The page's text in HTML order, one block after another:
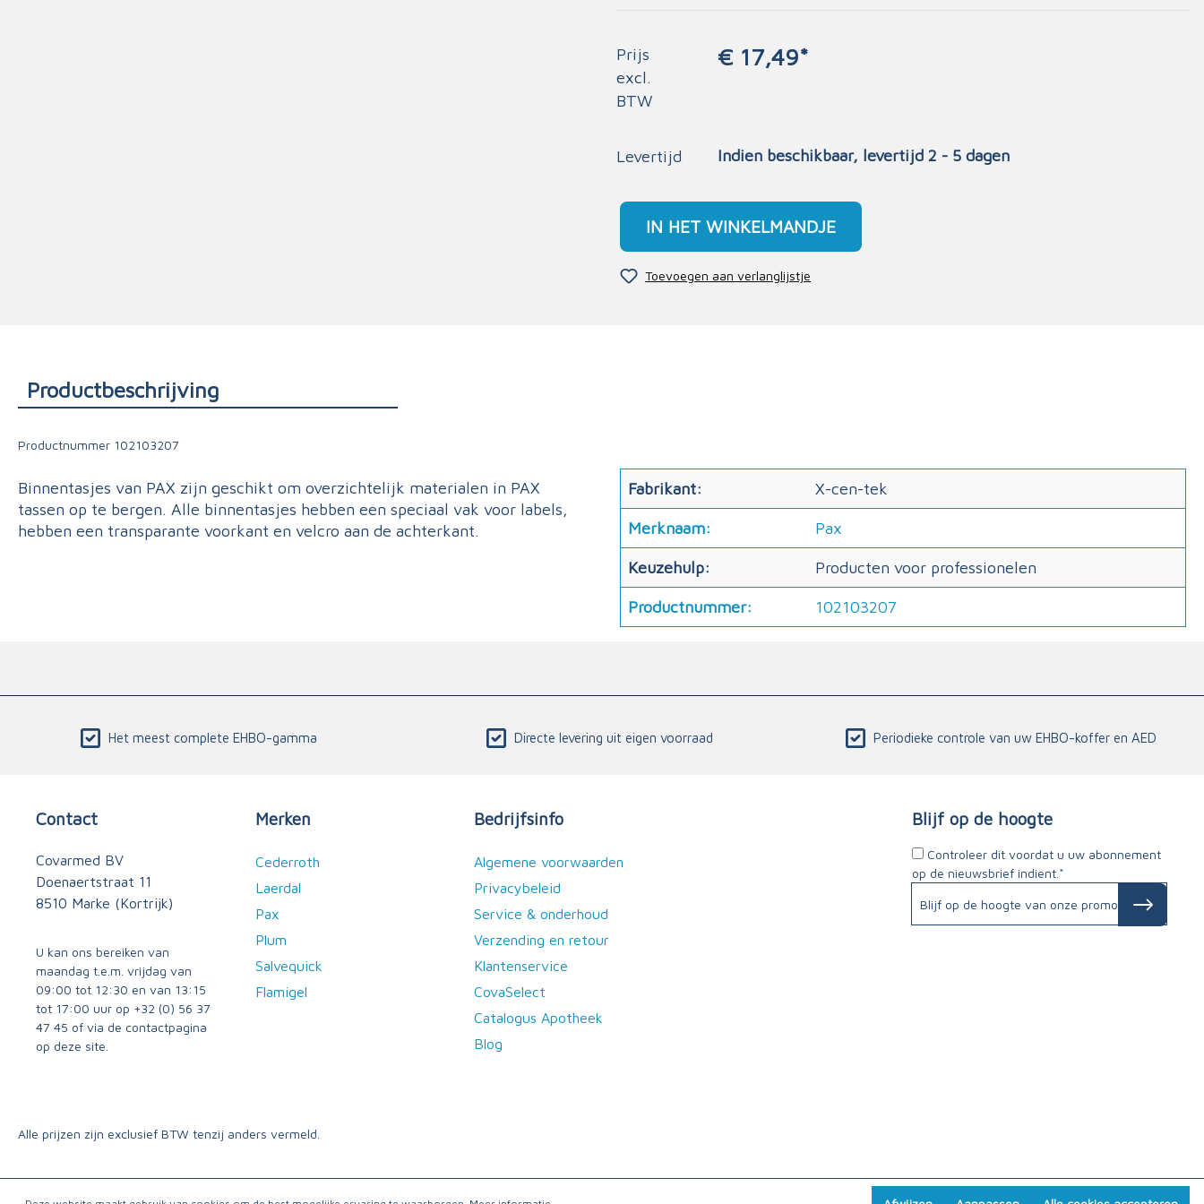
Prijs
excl.
BTW
€ 17,49*
Levertijd Indien beschikbaar, levertijd 2 - 5 dagen
IN HET WINKELMANDJE
Toevoegen aan verlanglijstje
Productbeschrijving
Productnummer 102103207
Binnentasjes van PAX zijn geschikt om overzichtelijk materialen in PAX
tassen op te bergen. Alle binnentasjes hebben een speciaal vak voor labels,
hebben een transparante voorkant en velcro aan de achterkant.
Fabrikant: X-cen-tek
Merknaam: Pax
Keuzehulp: Producten voor professionelen
Productnummer: 102103207
Het meest complete EHBO-gamma Directe levering uit eigen voorraad Periodieke controle van uw EHBO-koffer en AED
Contact
Covarmed BV
Doenaertstraat 11
8510 Marke (Kortrijk)
U kan ons bereiken van
maandag t.e.m. vrijdag van
09:00 tot 12:30 en van 13:15
tot 17:00 uur op +32 (0) 56 37
47 45 of via de contactpagina
op deze site.
Merken
Cederroth
Laerdal
Pax
Plum
Salvequick
Flamigel
Bedrijfsinfo
Algemene voorwaarden
Privacybeleid
Service & onderhoud
Verzending en retour
Klantenservice
CovaSelect
Catalogus Apotheek
Blog
Blijf op de hoogte
Controleer dit voordat u uw abonnement
op de nieuwsbrief indient.*
Alle prijzen zijn exclusief BTW tenzij anders vermeld.